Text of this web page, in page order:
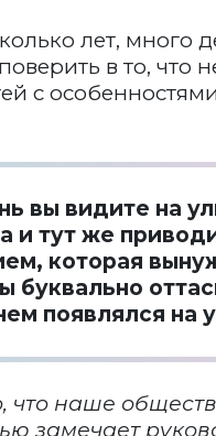
лет, много
в то,
с
вы видите на
и тут же
которая
буквально
появлялся на
что наше
замечает